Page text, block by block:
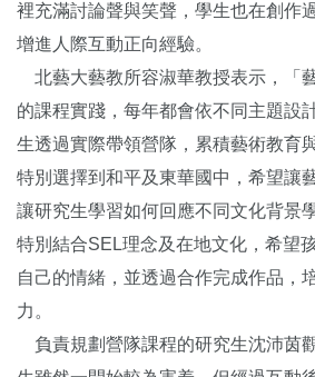
裡充滿討論聲與笑聲，學生也在創作
增進人際互動正向經驗。
北藝大藝教所容淑華教授表示，「
的課程實踐，每年都會依不同主題設
生透過實際帶領營隊，累積藝術教育
特別選擇到和平及東華國中，希望讓
讓研究生學習如何回應不同文化背景
特別結合SEL理念及在地文化，希望
自己的情緒，並透過合作完成作品，
力。
負責規劃營隊課程的研究生沈沛茵